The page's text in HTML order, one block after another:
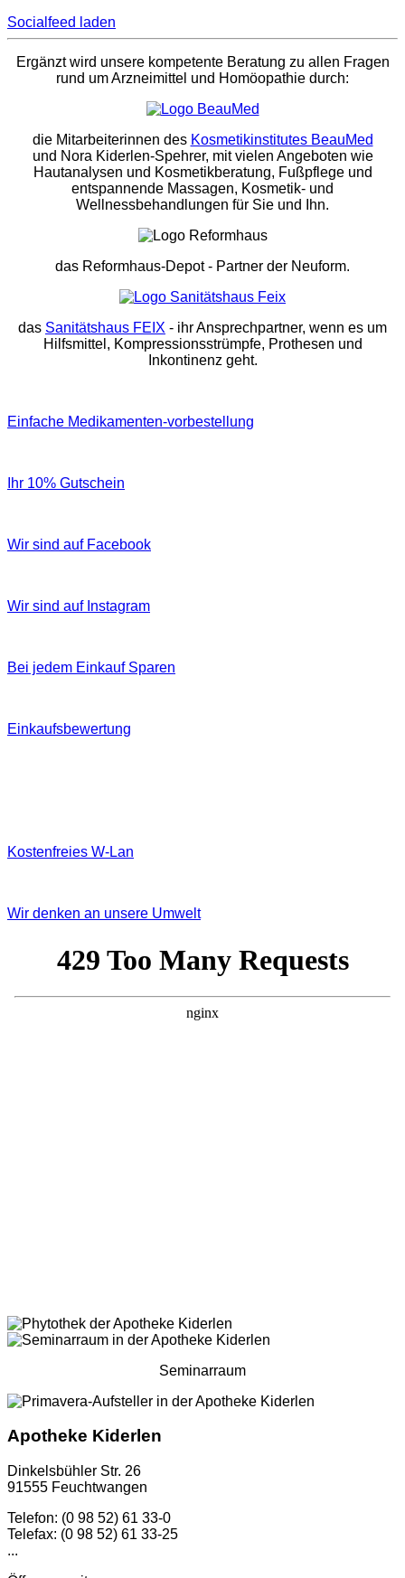
Socialfeed laden
Ergänzt wird unsere kompetente Beratung zu allen Fragen
rund um Arzneimittel und Homöopathie durch:
die Mitarbeiterinnen des Kosmetikinstitutes BeauMed
und Nora Kiderlen-Spehrer, mit vielen Angeboten wie
Hautanalysen und Kosmetikberatung, Fußpflege und
entspannende Massagen, Kosmetik- und
Wellnessbehandlungen für Sie und Ihn.
das Reformhaus-Depot- Partner der Neuform.
das Sanitätshaus FEIX - ihr Ansprechpartner, wenn es um
Hilfsmittel, Kompressionsstrümpfe, Prothesen und
Inkontinenz geht.
Einfache Medikamenten-vorbestellung
Ihr 10% Gutschein
Wir sind auf Facebook
Wir sind auf Instagram
Bei jedem Einkauf Sparen
Einkaufsbewertung
Kostenfreies W‐Lan
Wir denken an unsere Umwelt
Seminarraum
Apotheke Kiderlen
Dinkelsbühler Str. 26
91555 Feuchtwangen
Telefon: (0 98 52) 61 33-0
Telefax: (0 98 52) 61 33-25
...